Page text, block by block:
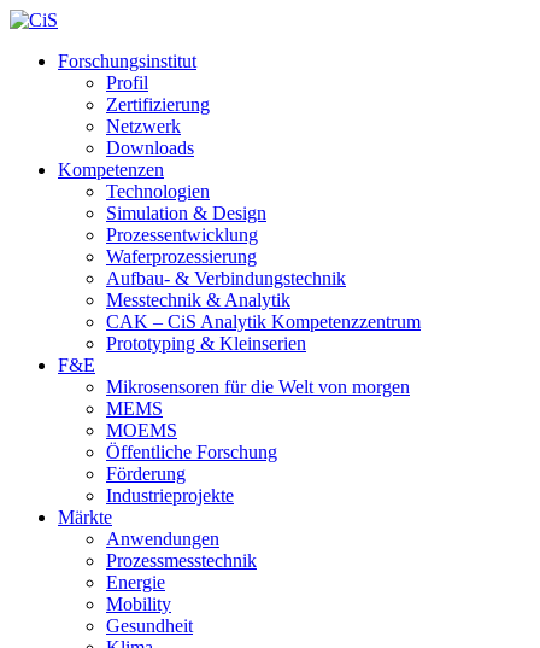
Forschungsinstitut
Profil
Zertifizierung
Netzwerk
Downloads
Kompetenzen
Technologien
Simulation & Design
Prozessentwicklung
Waferprozessierung
Aufbau- & Verbindungstechnik
Messtechnik & Analytik
CAK – CiS Analytik Kompetenzzentrum
Prototyping & Kleinserien
F&E
Mikrosensoren für die Welt von morgen
MEMS
MOEMS
Öffentliche Forschung
Förderung
Industrieprojekte
Märkte
Anwendungen
Prozessmesstechnik
Energie
Mobility
Gesundheit